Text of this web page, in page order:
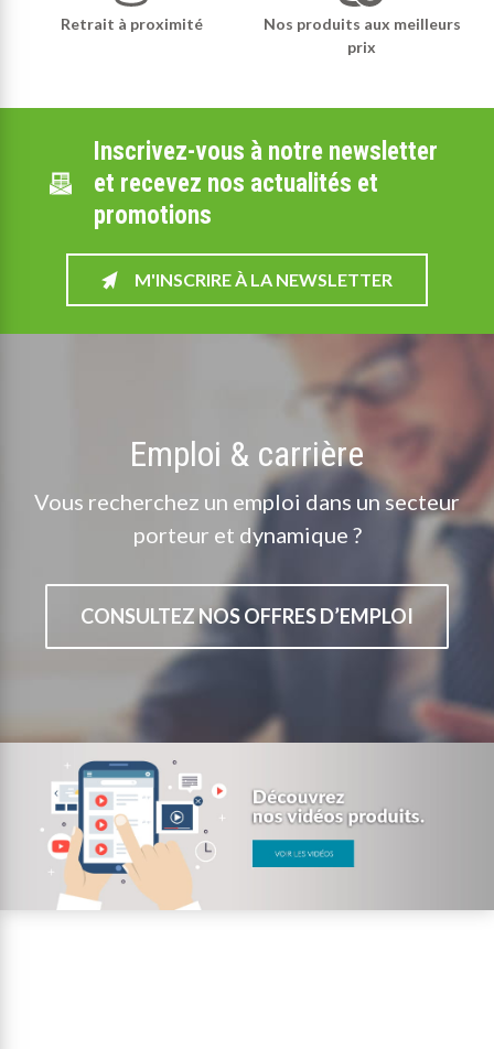
Retrait à proximité
Nos produits aux meilleurs
prix
Inscrivez-vous à notre newsletter
et recevez nos actualités et
promotions
M'INSCRIRE À LA NEWSLETTER
Emploi & carrière
Vous recherchez un emploi dans un secteur
porteur et dynamique ?
CONSULTEZ NOS OFFRES D’EMPLOI